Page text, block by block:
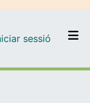
el DD
sessió (current)